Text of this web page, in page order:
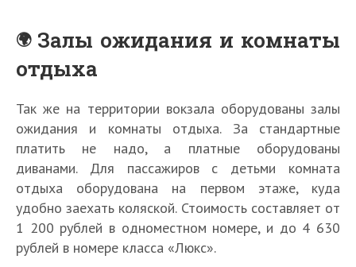
Залы ожидания и комнаты
отдыха
Так же на территории вокзала оборудованы залы
ожидания и комнаты отдыха. За стандартные
платить не надо, а платные оборудованы
диванами. Для пассажиров с детьми комната
отдыха оборудована на первом этаже, куда
удобно заехать коляской. Стоимость составляет от
1 200 рублей в одноместном номере, и до 4 630
рублей в номере класса «Люкс».